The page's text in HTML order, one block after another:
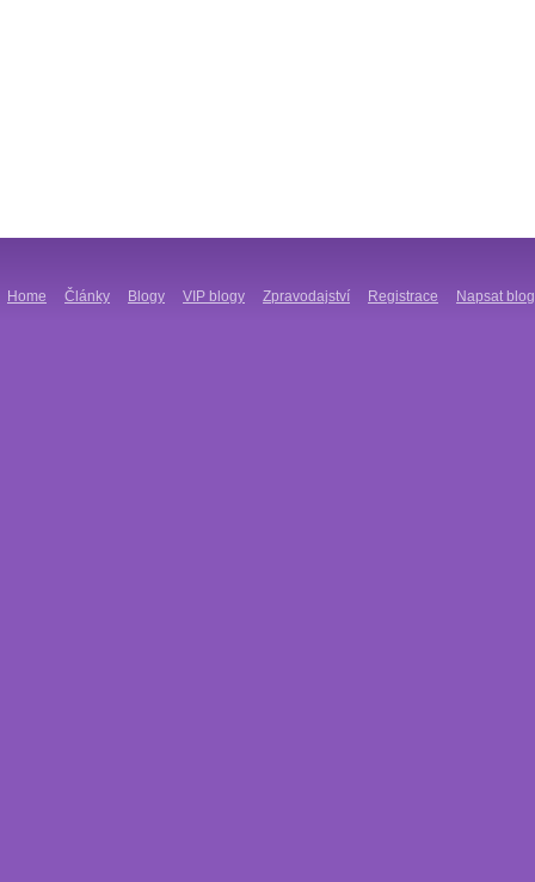
Home Články Blogy VIP blogy Zpravodajství Registrace Napsat blog